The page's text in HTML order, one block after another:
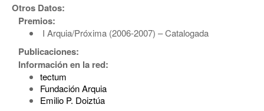
Otros Datos:
Premios:
I Arquia/Próxima (2006-2007) – Catalogada
Publicaciones:
Información en la red:
tectum
Fundación Arquia
Emilio P. Doiztúa